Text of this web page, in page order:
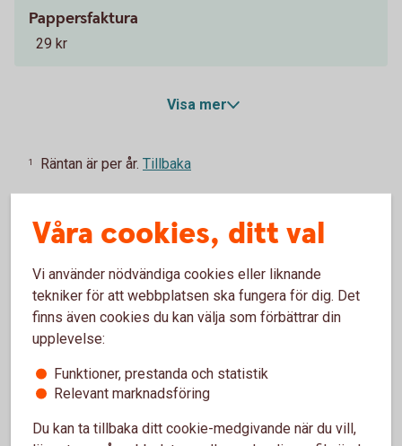
Pappersfaktura
29 kr
Visa mer
1 Räntan är per år. Tillbaka
För kunder som inte redan har reducerad
årsavgift på ett betal- och kreditkort.
4 Ordinarie årsavgift. Tillbaka
Entercard Group AB är kreditgivare av betal- och
kreditkortet ovan. Swedbank AB och sparbankerna
samarbetar med Entercard Group AB och är
kreditförmedlare avseende betal- och kreditkorten.
Våra cookies, ditt val
Vi använder nödvändiga cookies eller liknande
tekniker för att webbplatsen ska fungera för dig. Det
finns även cookies du kan välja som förbättrar din
upplevelse:
Funktioner, prestanda och statistik
Relevant marknadsföring
Du kan ta tillbaka ditt cookie-medgivande när du vill,